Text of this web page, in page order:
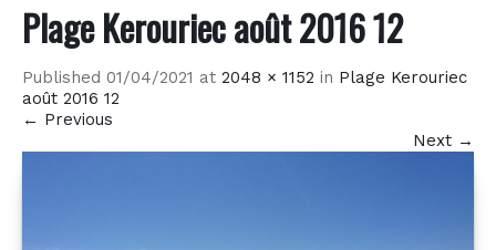
Plage Kerouriec août 2016 12
Published 01/04/2021 at 2048 × 1152 in Plage Kerouriec
août 2016 12
← Previous
Next →